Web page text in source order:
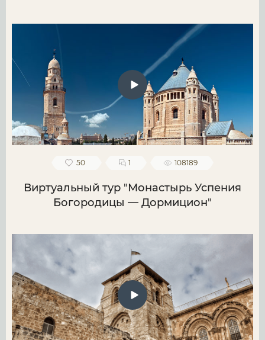
50 1 108189
Виртуальный тур "Монастырь Успения
Богородицы — Дормицион"